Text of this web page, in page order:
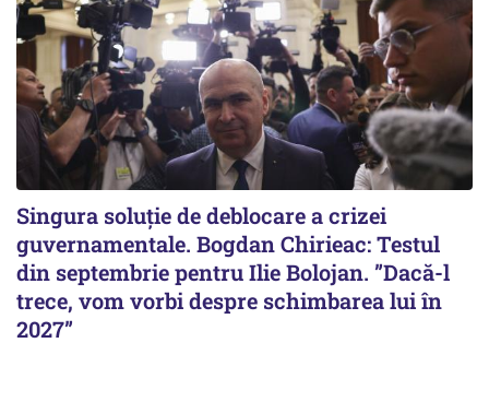
Singura soluție de deblocare a crizei
guvernamentale. Bogdan Chirieac: Testul
din septembrie pentru Ilie Bolojan. ”Dacă-l
trece, vom vorbi despre schimbarea lui în
2027”